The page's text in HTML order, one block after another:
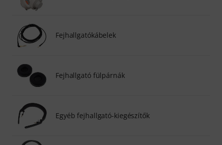
Fejhallgatókábelek
Fejhallgató fülpárnák
Egyéb fejhallgató-kiegészítők